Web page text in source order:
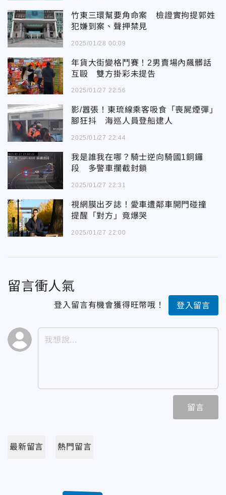
竹東三環幫要角命案 檢證實拘提郭姓
犯嫌到案、聲押禁見
2025/01/28 00:09
年貨大街變格鬥賽！2男賣場內飆髒話
互毆 雙方掛彩未提告
2025/01/27 22:56
影/囂張！東琉線乘客吸食「喪屍煙彈」
腳狂抖 海巡人員登船逮人
2025/01/27 22:44
我是誰我在哪？騎士逆向騎國1銅鑼
段 多警車攔截封鎖
2025/01/27 22:31
視網膜出歹誌！愛車遭鄰車開門碰撞
提醒「對方」竟爆哭
2025/01/27 22:00
留言衝人氣
登入留言有機會獲得旺幣哦！ 登入留言
留言
最新留言 熱門留言